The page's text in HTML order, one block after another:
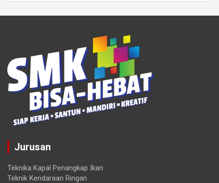
Jurusan
Teknika Kapal Penangkap Ikan
Teknik Kendaraan Ringan